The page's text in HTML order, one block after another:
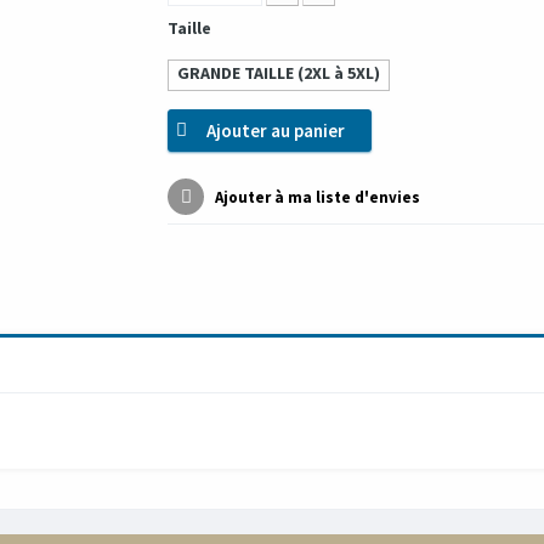
Taille
GRANDE TAILLE (2XL à 5XL)
Ajouter au panier
Ajouter à ma liste d'envies